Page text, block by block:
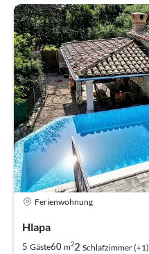
Ferienwohnung
Hlapa
5 Gäste60 m22 Schlafzimmer (+1)